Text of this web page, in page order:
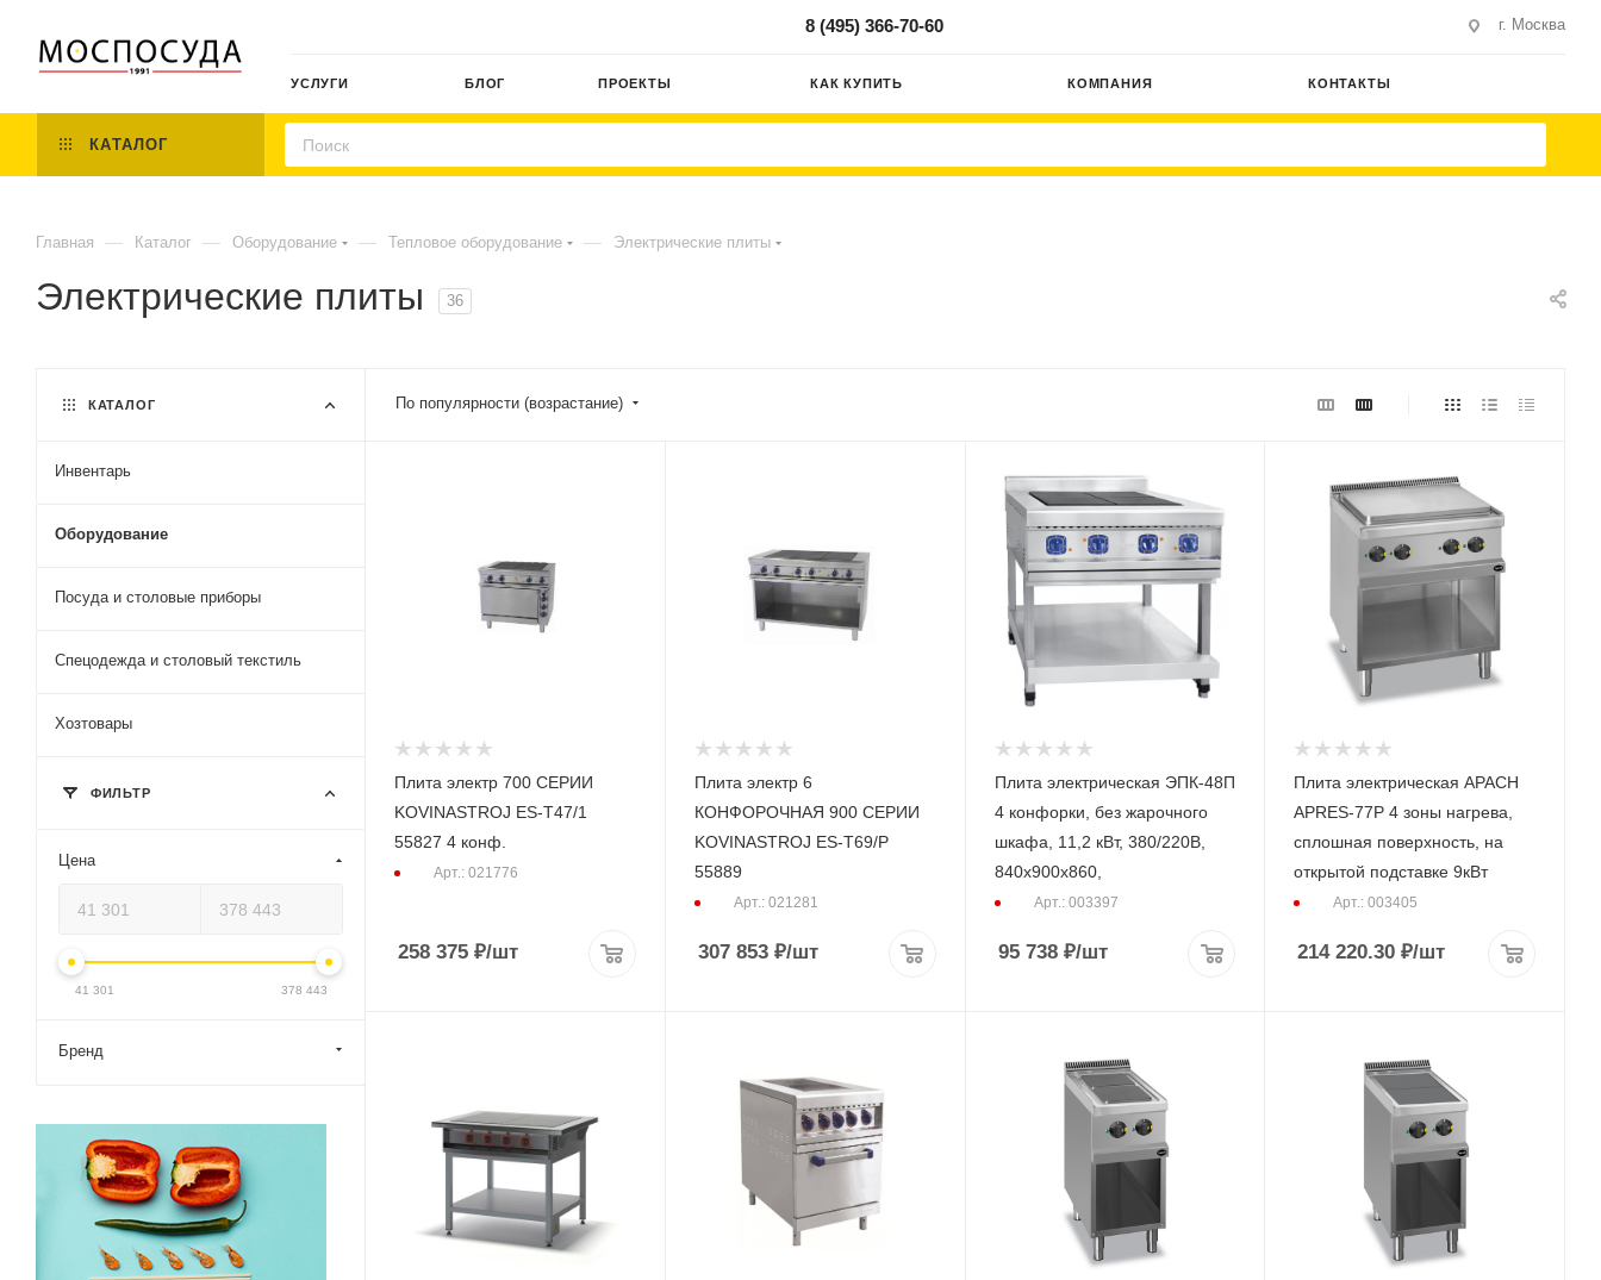
8 (495) 366-70-60 г. Москва
УСЛУГИ БЛОГ ПРОЕКТЫ КАК КУПИТЬ КОМПАНИЯ КОНТАКТЫ
КАТАЛОГ
Главная — Каталог — Оборудование — Тепловое оборудование — Электрические плиты
Электрические плиты 36
По популярности (возрастание)
Плита электр 700 СЕРИИ
KOVINASTROJ ES-T47/1
55827 4 конф.
Арт.: 021776
258 375 ₽/шт
Плита электр 6
КОНФОРОЧНАЯ 900 СЕРИИ
KOVINASTROJ ES-T69/P
55889
Арт.: 021281
307 853₽/шт
Плита электрическая ЭПК-48П
4 конфорки, без жарочного
шкафа, 11,2 кВт, 380/220В,
840х900х860,
Арт.: 003397
95 738₽/шт
Плита электрическая APACH
APRES-77P 4 зоны нагрева,
сплошная поверхность, на
открытой подставке 9кВт
Арт.: 003405
214 220.30 ₽/шт
КАТАЛОГ
Инвентарь
Оборудование
Посуда и столовые приборы
Спецодежда и столовый текстиль
Хозтовары
ФИЛЬТР
Цена
41 301 378 443
Бренд